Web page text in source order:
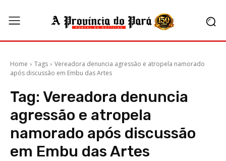
Home Tags
Vereadora denuncia agressão e atropela namorado
após discussão em Embu das Artes
Tag: Vereadora denuncia
agressão e atropela
namorado após discussão
em Embu das Artes